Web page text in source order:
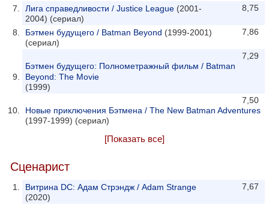
8,75
Лига справедливости / Justice League (2001-
2004) (сериал)
7,86
Бэтмен будущего / Batman Beyond (1999-2001)
(сериал)
7,29
Бэтмен будущего: Полнометражный фильм / Batman
Beyond: The Movie
(1999)
7,50
Новые приключения Бэтмена / The New Batman Adventures
(1997-1999) (сериал)
[Показать все]
Сценарист
7,67
Витрина DC: Адам Стрэндж / Adam Strange
(2020)